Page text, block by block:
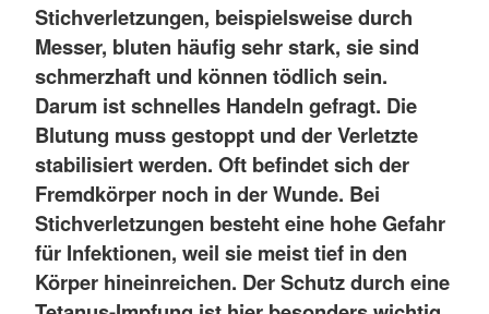
Stichverletzungen, beispielsweise durch
Messer, bluten häufig sehr stark, sie sind
schmerzhaft und können tödlich sein.
Darum ist schnelles Handeln gefragt. Die
Blutung muss gestoppt und der Verletzte
stabilisiert werden. Oft befindet sich der
Fremdkörper noch in der Wunde. Bei
Stichverletzungen besteht eine hohe Gefahr
für Infektionen, weil sie meist tief in den
Körper hineinreichen. Der Schutz durch eine